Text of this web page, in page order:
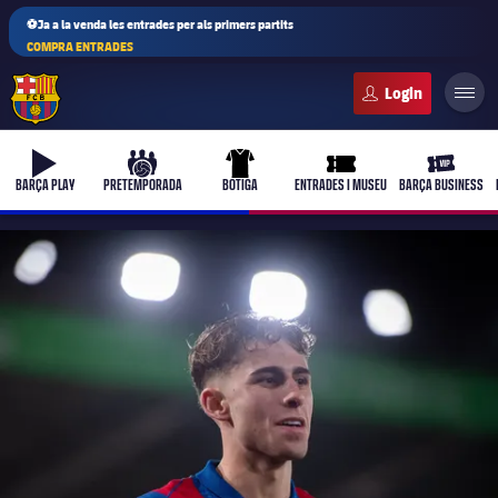
⚽Ja a la venda les entrades per als primers partits
COMPRA ENTRADES
b-play
BARÇA PLAY
culers-ball
PRETEMPORADA
uniform
BOTIGA
ticket-full
ENTRADES I MUSEU
ticket-
BARÇA BUSINESS
PLUSICON